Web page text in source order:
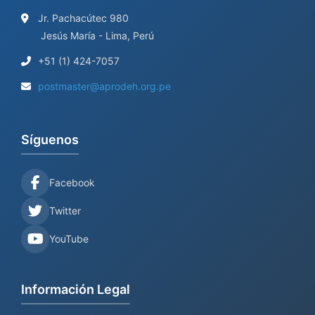
Jr. Pachacútec 980
Jesús María - Lima, Perú
+51 (1) 424-7057
postmaster@aprodeh.org.pe
Síguenos
Facebook
Twitter
YouTube
Información Legal